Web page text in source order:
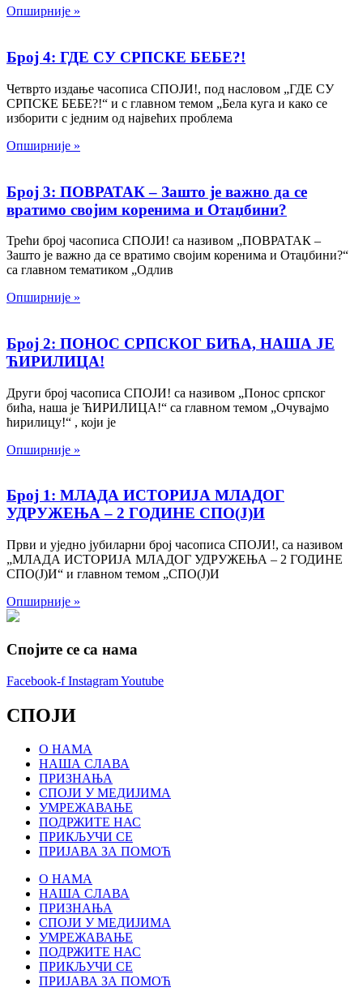
Опширније »
Број 4: ГДЕ СУ СРПСКЕ БЕБЕ?!
Четврто издање часописа СПОЈИ!, под насловом „ГДЕ СУ
СРПСКЕ БЕБЕ?!“ и с главном темом „Бела куга и како се
изборити с једним од највећих проблема
Опширније »
Број 3: ПОВРАТАК – Зашто је важно да се
вратимо својим коренима и Отаџбини?
Трећи број часописа СПОЈИ! са називом „ПОВРАТАК –
Зашто је важно да се вратимо својим коренима и Отаџбини?“
са главном тематиком „Одлив
Опширније »
Број 2: ПОНОС СРПСКОГ БИЋА, НАША ЈЕ
ЋИРИЛИЦА!
Други број часописа СПОЈИ! са називом „Понос српског
бића, наша је ЋИРИЛИЦА!“ са главном темом „Очувајмо
ћирилицу!“ , који је
Опширније »
Број 1: МЛАДА ИСТОРИЈА МЛАДОГ
УДРУЖЕЊА – 2 ГОДИНЕ СПО(Ј)И
Први и уједно јубиларни број часописа СПОЈИ!, са називом
„МЛАДА ИСТОРИЈА МЛАДОГ УДРУЖЕЊА – 2 ГОДИНЕ
СПО(Ј)И“ и главном темом „СПО(Ј)И
Опширније »
Спојите се са нама
Facebook-f InstagramYoutube
СПОЈИ
О НАМА
НАША СЛАВА
ПРИЗНАЊА
СПОЈИ У МЕДИЈИМА
УМРЕЖАВАЊЕ
ПОДРЖИТЕ НАС
ПРИКЉУЧИ СЕ
ПРИЈАВА ЗА ПОМОЋ
О НАМА
НАША СЛАВА
ПРИЗНАЊА
СПОЈИ У МЕДИЈИМА
УМРЕЖАВАЊЕ
ПОДРЖИТЕ НАС
ПРИКЉУЧИ СЕ
ПРИЈАВА ЗА ПОМОЋ